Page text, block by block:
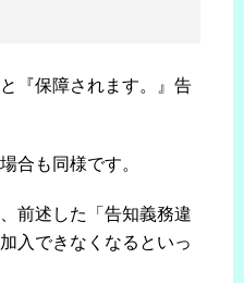
『保障されます。』告
合も同様です。
前述した「告知義務違
入できなくなるといっ